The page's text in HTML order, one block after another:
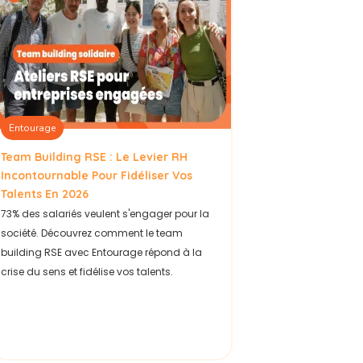
Entourage
Team Building RSE : Le Levier RH
Incontournable Pour Fidéliser Vos
Talents En 2026
73% des salariés veulent s'engager pour la
société. Découvrez comment le team
building RSE avec Entourage répond à la
crise du sens et fidélise vos talents.